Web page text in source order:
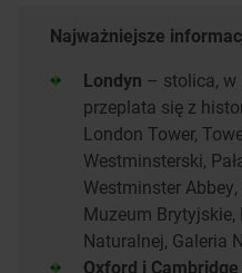
Najważniejsze
Londyn – stolica, w
przeplata się z
London Tower,
Westminsterski,
Westminster Abbey,
Muzeum
Naturalnej, Galeria
Oxford i Cambridge